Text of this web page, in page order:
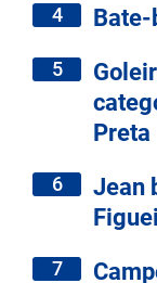
4
5
Preta
6
Jean
7